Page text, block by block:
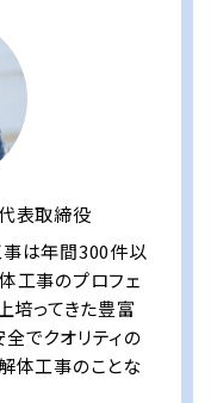
表取締役
事は年間300件以
工事のプロフェ
培ってきた豊富
でクオリティの
体工事のことな